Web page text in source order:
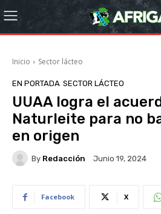
Inicio Sector lácteo
EN PORTADA SECTOR LÁCTEO
UUAA logra el
Naturleite para no
en origen
By Redacción Junio 19, 2024
Facebook X